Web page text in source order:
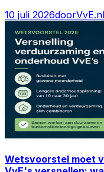
10 juli 2026door
Wetsvoorstel moet